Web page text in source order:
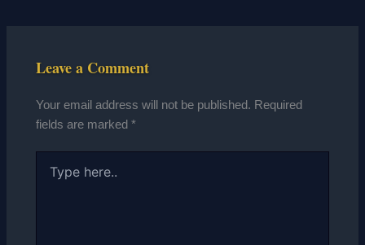
Leave a Comment
Your email address will not be published. Required
fields are marked*
here..